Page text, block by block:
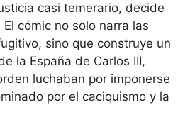
casi temerario, decide
cómic no solo narra las
sino que construye un
la España de Carlos III,
luchaban por imponerse
por el caciquismo y la